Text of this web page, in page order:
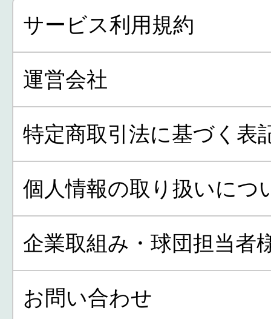
サービス利用規約
運営会社
特定商取引法に基づく表
個人情報の取り扱いにつ
企業取組み・球団担当者
お問い合わせ